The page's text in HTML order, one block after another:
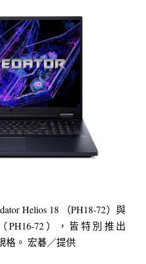
Helios 18 （PH18-72）與
PH16-72），皆特別推出
格。 宏碁／提供